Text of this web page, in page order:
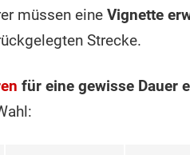
müssen eineVignette
Strecke.
für eine gewisse Dauer